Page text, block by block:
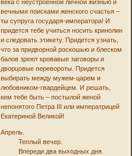
века с неустроенной личной жизнью и
вечными поисками женского счастья –
ты супруга государя-императора! И
придется тебе учиться носить кринолин
и следовать этикету. Придется узнать,
что за придворной роскошью и блеском
балов зреют кровавые заговоры и
дворцовые перевороты. Придется
выбирать между мужем-царем и
любовником-гвардейцем. И решать,
кем тебе быть – постылой женой
непонятого Петра III или императрицей
Екатериной Великой!
Апрель.
Теплый вечер.
Впереди два выходных дня.